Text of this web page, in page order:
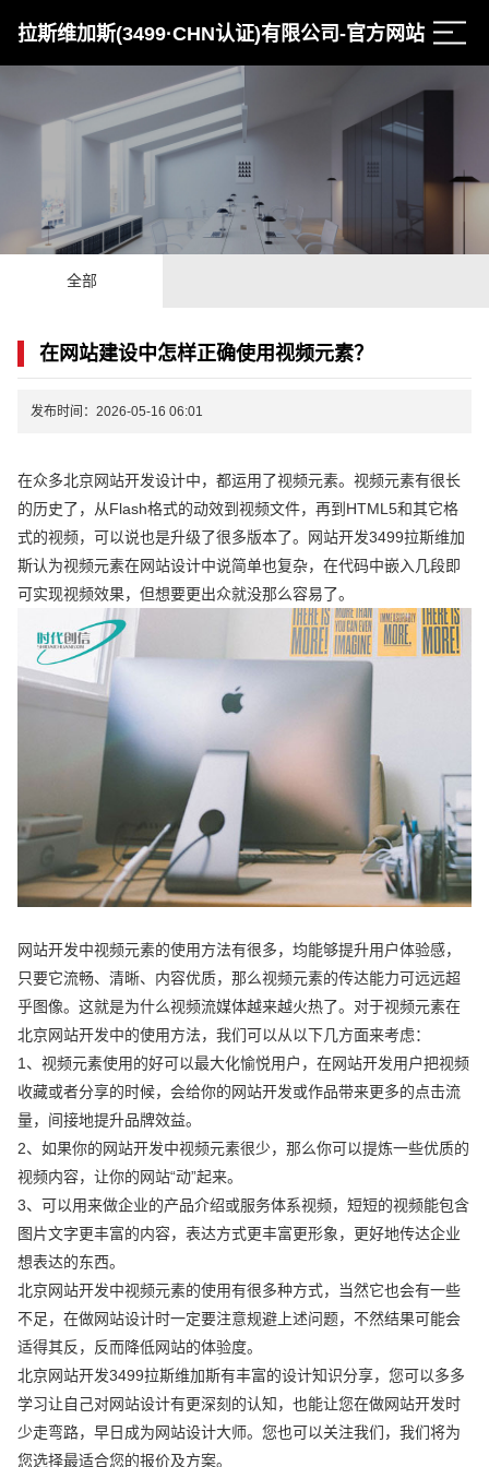
拉斯维加斯(3499·CHN认证)有限公司-官方网站
全部
在网站建设中怎样正确使用视频元素？
发布时间：2026-05-16 06:01
在众多北京网站开发设计中，都运用了视频元素。视频元素有很长
的历史了，从Flash格式的动效到视频文件，再到HTML5和其它格
式的视频，可以说也是升级了很多版本了。网站开发3499拉斯维加
斯认为视频元素在网站设计中说简单也复杂，在代码中嵌入几段即
可实现视频效果，但想要更出众就没那么容易了。
网站开发中视频元素的使用方法有很多，均能够提升用户体验感，
只要它流畅、清晰、内容优质，那么视频元素的传达能力可远远超
乎图像。这就是为什么视频流媒体越来越火热了。对于视频元素在
北京网站开发中的使用方法，我们可以从以下几方面来考虑：
1、视频元素使用的好可以最大化愉悦用户，在网站开发用户把视频
收藏或者分享的时候，会给你的网站开发或作品带来更多的点击流
量，间接地提升品牌效益。
2、如果你的网站开发中视频元素很少，那么你可以提炼一些优质的
视频内容，让你的网站“动”起来。
3、可以用来做企业的产品介绍或服务体系视频，短短的视频能包含
图片文字更丰富的内容，表达方式更丰富更形象，更好地传达企业
想表达的东西。
北京网站开发中视频元素的使用有很多种方式，当然它也会有一些
不足，在做网站设计时一定要注意规避上述问题，不然结果可能会
适得其反，反而降低网站的体验度。
北京网站开发3499拉斯维加斯有丰富的设计知识分享，您可以多多
学习让自己对网站设计有更深刻的认知，也能让您在做网站开发时
少走弯路，早日成为网站设计大师。您也可以关注我们，我们将为
您选择最适合您的报价及方案。